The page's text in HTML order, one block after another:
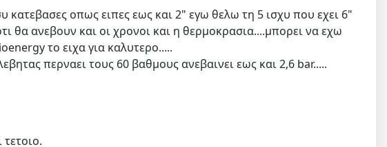
κατεβασες οπως ειπες εως και 2" εγω θελω τη 5 ισχυ που εχει 6"
θα ανεβουν και οι χρονοι και η θερμοκρασια....μπορει να εχω
το ειχα για καλυτερο.....
περναει τους 60 βαθμους ανεβαινει εως και 2,6 bar.....